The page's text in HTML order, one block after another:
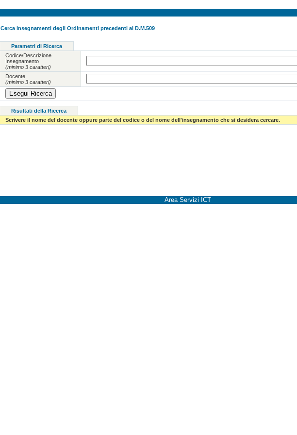
Cerca insegnamenti degli Ordinamenti precedenti al D.M.509
Parametri di Ricerca
Codice/Descrizione
Insegnamento
(minimo 3 caratteri)
Docente
(minimo 3 caratteri)
Risultati della Ricerca
Scrivere il nome del docente oppure parte del codice o del nome dell'insegnamento che si desidera cercare.
Area Servizi ICT